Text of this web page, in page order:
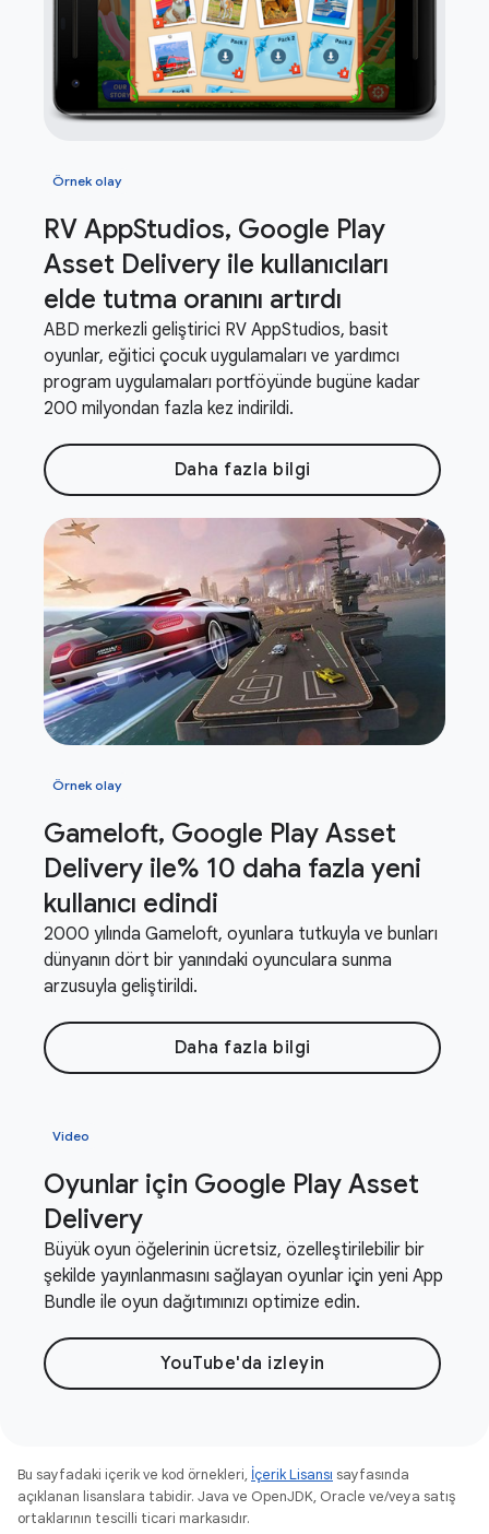
Örnek olay
RV AppStudios, Google Play
Asset Delivery ile kullanıcıları
elde tutma oranını artırdı
ABD merkezli geliştirici RV AppStudios, basit
oyunlar, eğitici çocuk uygulamaları ve yardımcı
program uygulamaları portföyünde bugüne kadar
200 milyondan fazla kez indirildi.
Daha fazla bilgi
Örnek olay
Gameloft, Google Play Asset
Delivery ile% 10 daha fazla yeni
kullanıcı edindi
2000 yılında Gameloft, oyunlara tutkuyla ve bunları
dünyanın dört bir yanındaki oyunculara sunma
arzusuyla geliştirildi.
Daha fazla bilgi
Video
Oyunlar için Google Play Asset
Delivery
Büyük oyun öğelerinin ücretsiz, özelleştirilebilir bir
şekilde yayınlanmasını sağlayan oyunlar için yeni App
Bundle ile oyun dağıtımınızı optimize edin.
YouTube'da izleyin
Bu sayfadaki içerik ve kod örnekleri, İçerik Lisansı sayfasında
açıklanan lisanslara tabidir. Java ve OpenJDK, Oracle ve/veya satış
ortaklarının tescilli ticari markasıdır.